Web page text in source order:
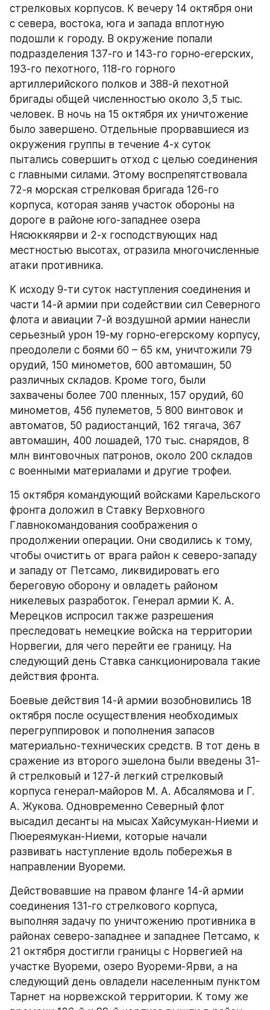
стрелковых корпусов. К вечеру 14 октября они
с севера, востока, юга и запада вплотную
подошли к городу. В окружение попали
подразделения 137-го и 143-го горно-егерских,
193-го пехотного, 118-го горного
артиллерийского полков и 388-й пехотной
бригады общей численностью около 3,5 тыс.
человек. В ночь на 15 октября их уничтожение
было завершено. Отдельные прорвавшиеся из
окружения группы в течение 4-х суток
пытались совершить отход с целью соединения
с главными силами. Этому воспрепятствовала
72-я морская стрелковая бригада 126-го
корпуса, которая заняв участок обороны на
дороге в районе юго-западнее озера
Нясюккяярви и 2-х господствующих над
местностью высотах, отразила многочисленные
атаки противника.
К исходу 9-ти суток наступления соединения и
части 14-й армии при содействии сил Северного
флота и авиации 7-й воздушной армии нанесли
серьезный урон 19-му горно-егерскому корпусу,
преодолели с боями 60 – 65 км, уничтожили 79
орудий, 150 минометов, 600 автомашин, 50
различных складов. Кроме того, были
захвачены более 700 пленных, 157 орудий, 60
минометов, 456 пулеметов, 5 800 винтовок и
автоматов, 50 радиостанций, 162 тягача, 367
автомашин, 400 лошадей, 170 тыс. снарядов, 8
млн винтовочных патронов, около 200 складов
с военными материалами и другие трофеи.
15 октября командующий войсками Карельского
фронта доложил в Ставку Верховного
Главнокомандования соображения о
продолжении операции. Они сводились к тому,
чтобы очистить от врага район к северо-западу
и западу от Петсамо, ликвидировать его
береговую оборону и овладеть районом
никелевых разработок. Генерал армии К. А.
Мерецков испросил также разрешения
преследовать немецкие войска на территории
Норвегии, для чего перейти ее границу. На
следующий день Ставка санкционировала такие
действия фронта.
Боевые действия 14-й армии возобновились 18
октября после осуществления необходимых
перегруппировок и пополнения запасов
материально-технических средств. В тот день в
сражение из второго эшелона были введены 31-
й стрелковый и 127-й легкий стрелковый
корпуса генерал-майоров М. А. Абсалямова и Г.
А. Жукова. Одновременно Северный флот
высадил десанты на мысах Хайсумукан-Ниеми и
Пюереямукан-Ниеми, которые начали
развивать наступление вдоль побережья в
направлении Вуореми.
Действовавшие на правом фланге 14-й армии
соединения 131-го стрелкового корпуса,
выполняя задачу по уничтожению противника в
районах северо-западнее и западнее Петсамо, к
21 октября достигли границы с Норвегией на
участке Вуореми, озеро Вуореми-Ярви, а на
следующий день овладели населенным пунктом
Тарнет на норвежской территории. К тому же